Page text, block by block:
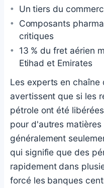
Un tiers du
Composants
critiques
13 % du fret aérien
Etihad et Emirates
Les experts en
avertissent que si les
pétrole ont été
pour d'autres
généralement
qui signifie que des
rapidement dans
forcé les banques